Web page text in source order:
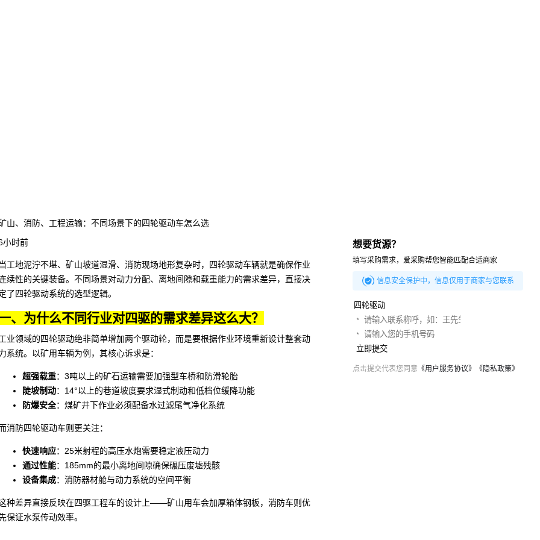
山、消防、工程运输：不同场景下的四轮驱动车怎么选
小时前
工地泥泞不堪、矿山坡道湿滑、消防现场地形复杂时，四轮驱动车辆就是确保作业
续性的关键装备。不同场景对动力分配、离地间隙和载重能力的需求差异，直接决
了四轮驱动系统的选型逻辑。
、为什么不同行业对四驱的需求差异这么大？
业领域的四轮驱动绝非简单增加两个驱动轮，而是要根据作业环境重新设计整套动
系统。以矿用车辆为例，其核心诉求是：
超强载重：3吨以上的矿石运输需要加强型车桥和防滑轮胎
陡坡制动：14°以上的巷道坡度要求湿式制动和低档位缓降功能
防爆安全：煤矿井下作业必须配备水过滤尾气净化系统
消防四轮驱动车则更关注：
快速响应：25米射程的高压水炮需要稳定液压动力
通过性能：185mm的最小离地间隙确保碾压废墟残骸
设备集成：消防器材舱与动力系统的空间平衡
种差异直接反映在四驱工程车的设计上——矿山用车会加厚箱体钢板，消防车则优
保证水泵传动效率。
想要货源？
填写采购需求，爱采购帮您智能匹配合适商家
信息安全保护中，信息仅用于商家与您联系
立即提交
点击提交代表您同意 《用户服务协议》 《隐私政策》